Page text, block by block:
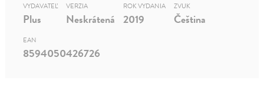
VYDAVATEĽ
Plus
VERZIA
Neskrátená
ROK VYDANIA
2019
ZVUK
Čeština
EAN
8594050426726